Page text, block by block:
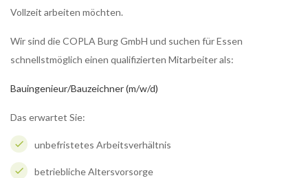
Vollzeit arbeiten möchten.
Wir sind die COPLA Burg GmbH und suchen für Essen
schnellstmöglich einen qualifizierten Mitarbeiter als:
Bauingenieur/Bauzeichner (m/w/d)
Das erwartet Sie:
unbefristetes Arbeitsverhältnis
betriebliche Altersvorsorge